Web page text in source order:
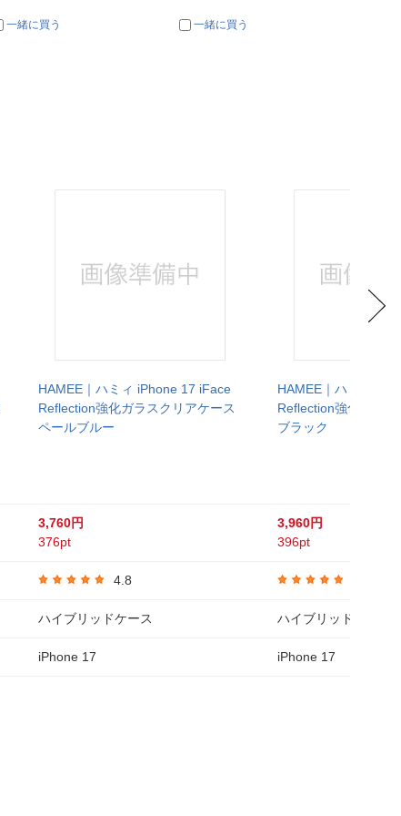
一緒に買う 一緒に買う
HAMEE｜ハミィ iPhone 17 iFace
Reflection強化ガラスクリアケース
ペールブルー
3,760円
376pt
4.8
ハイブリッドケース
iPhone 17
HAMEE｜ハミィ
Reflection強化ガラ
ブラック
3,960円
396pt
ハイブリッドケース
iPhone 17